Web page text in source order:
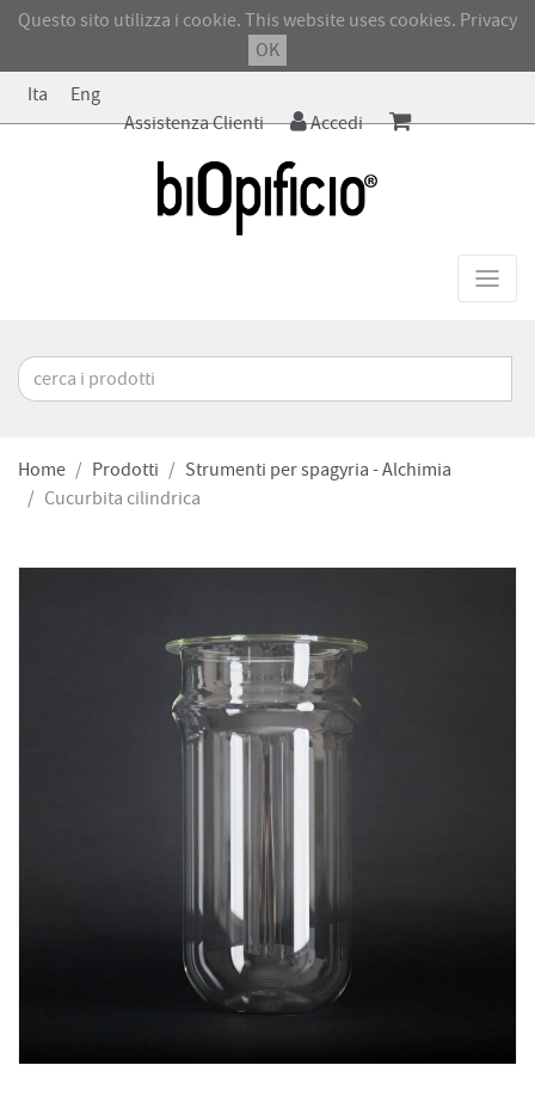
Questo sito utilizza i cookie. This website uses cookies. Privacy
OK
Ita
Eng
Assistenza Clienti
Accedi
Home Prodotti
Strumenti per spagyria - Alchimia
Cucurbita cilindrica